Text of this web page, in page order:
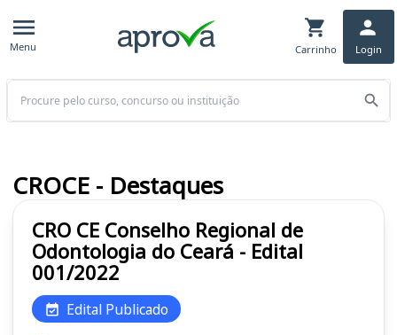
Menu Carrinho Login
Buscar
CRO CE Conselho Regional de
Odontologia do Ceará - Edital
001/2022
Edital Publicado
CROCE - Destaques